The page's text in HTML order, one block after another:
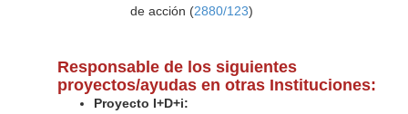
de acción (2880/123)
Responsable de los siguientes
proyectos/ayudas en otras Instituciones:
Proyecto I+D+i: